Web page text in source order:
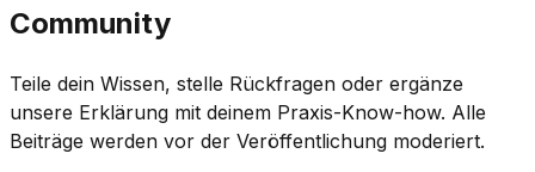
Community
Teile dein Wissen, stelle Rückfragen oder ergänze
unsere Erklärung mit deinem Praxis-Know-how. Alle
Beiträge werden vor der Veröffentlichung moderiert.